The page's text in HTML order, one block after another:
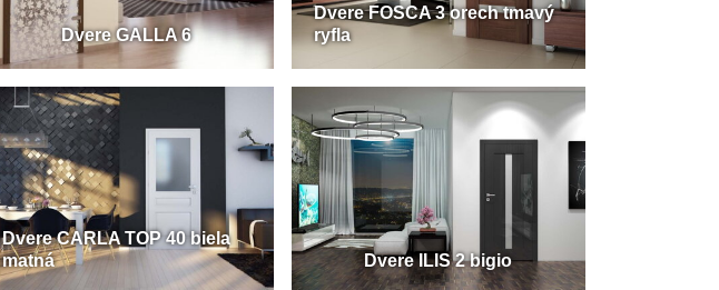
Dvere GALLA 6
Dvere FOSCA 3 orech tmavý
ryfla
Dvere CARLA TOP 40 biela
matná
Dvere ILIS 2 bigio